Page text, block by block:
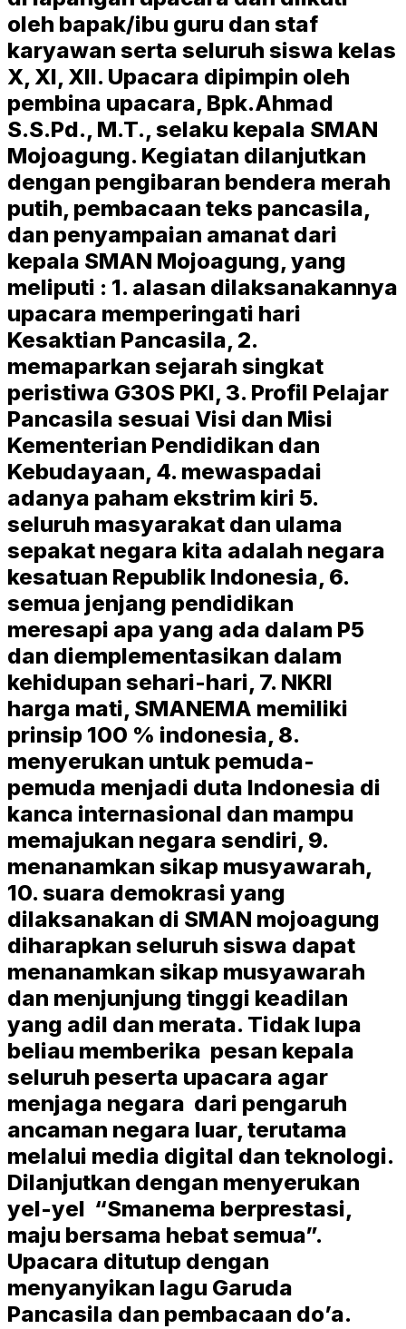
oleh bapak/ibu guru dan staf
karyawan serta seluruh siswa kelas
X, XI, XII. Upacara dipimpin oleh
pembina upacara, Bpk.Ahmad
S.S.Pd., M.T., selaku kepala SMAN
Mojoagung. Kegiatan dilanjutkan
dengan pengibaran bendera merah
putih, pembacaan teks pancasila,
dan penyampaian amanat dari
kepala SMAN Mojoagung, yang
meliputi : 1. alasan dilaksanakannya
upacara memperingati hari
Kesaktian Pancasila, 2.
memaparkan sejarah singkat
peristiwa G30S PKI, 3. Profil Pelajar
Pancasila sesuai Visi dan Misi
Kementerian Pendidikan dan
Kebudayaan, 4. mewaspadai
adanya paham ekstrim kiri 5.
seluruh masyarakat dan ulama
sepakat negara kita adalah negara
kesatuan Republik Indonesia, 6.
semua jenjang pendidikan
meresapi apa yang ada dalam P5
dan diemplementasikan dalam
kehidupan sehari-hari, 7. NKRI
harga mati, SMANEMA memiliki
prinsip 100 % indonesia, 8.
menyerukan untuk pemuda-
pemuda menjadi duta Indonesia di
kanca internasional dan mampu
memajukan negara sendiri, 9.
menanamkan sikap musyawarah,
10. suara demokrasi yang
dilaksanakan di SMAN mojoagung
diharapkan seluruh siswa dapat
menanamkan sikap musyawarah
dan menjunjung tinggi keadilan
yang adil dan merata. Tidak lupa
beliau memberika pesan kepala
seluruh peserta upacara agar
menjaga negara dari pengaruh
ancaman negara luar, terutama
melalui media digital dan teknologi.
Dilanjutkan dengan menyerukan
yel-yel “Smanema berprestasi,
maju bersama hebat semua”.
Upacara ditutup dengan
menyanyikan lagu Garuda
Pancasila dan pembacaan do’a.